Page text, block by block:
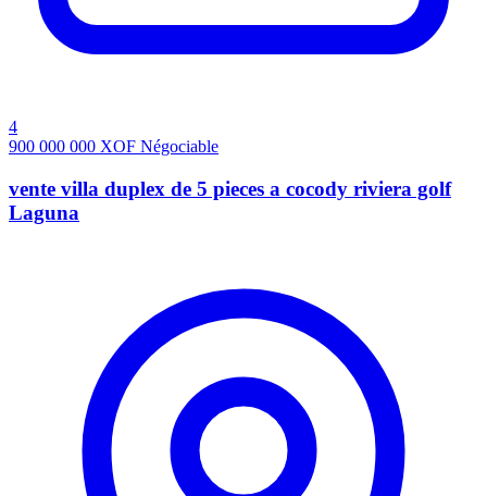
4
900 000 000 XOF Négociable
vente villa duplex de 5 pieces a cocody riviera golf
Laguna